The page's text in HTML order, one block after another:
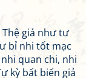
giả như tư
bỉ nhi tốt mạc
quan chi, nhi
kỳ bất biến giả